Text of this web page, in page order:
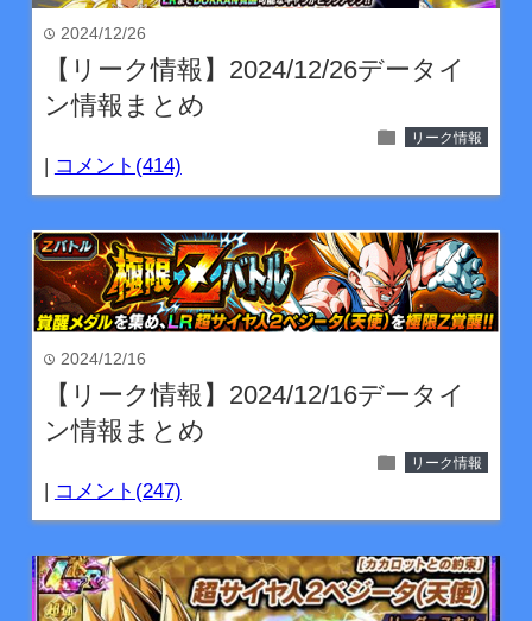
time 2024/12/26
【リーク情報】2024/12/26データイ
ン情報まとめ
folder リーク情報
コメント(414)
time 2024/12/16
【リーク情報】2024/12/16データイ
ン情報まとめ
folder リーク情報
| コメント(247)